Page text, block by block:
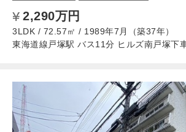
2,290万円
3LDK / 72.57㎡ / 1989年7月（築37年）
東海道線戸塚駅 バス11分 ヒルズ南戸塚下